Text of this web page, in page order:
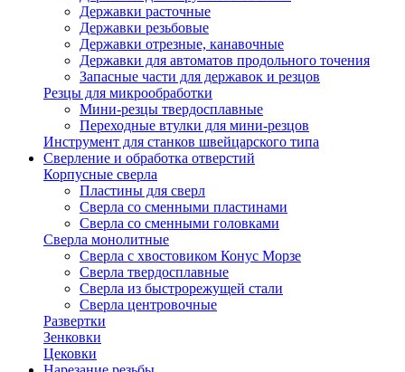
Державки расточные
Державки резьбовые
Державки отрезные, канавочные
Державки для автоматов продольного точения
Запасные части для державок и резцов
Резцы для микрообработки
Мини-резцы твердосплавные
Переходные втулки для мини-резцов
Инструмент для станков швейцарского типа
Сверление и обработка отверстий
Корпусные сверла
Пластины для сверл
Сверла со сменными пластинами
Сверла со сменными головками
Сверла монолитные
Сверла с хвостовиком Конус Морзе
Сверла твердосплавные
Сверла из быстрорежущей стали
Сверла центровочные
Развертки
Зенковки
Цековки